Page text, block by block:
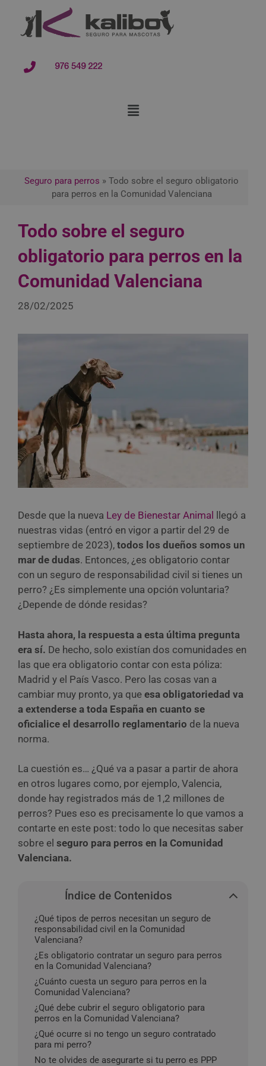
contenido
976 549 222
Seguro para perros » Todo sobre el seguro obligatorio
para perros en la Comunidad Valenciana
Todo sobre el seguro
obligatorio para perros en la
Comunidad Valenciana
28/02/2025
Desde que la nueva Ley de Bienestar Animal
llegó a
nuestras vidas (entró en vigor a partir del 29 de
septiembre de 2023), todos los dueños somos un
mar de dudas. Entonces, ¿es obligatorio contar
con un seguro de responsabilidad civil si tienes un
perro? ¿Es simplemente una opción voluntaria?
¿Depende de dónde residas?
Hasta ahora, la respuesta a esta última pregunta
era sí. De hecho, solo existían dos comunidades en
las que era obligatorio contar con esta póliza:
Madrid y el País Vasco. Pero las cosas van a
cambiar muy pronto, ya que esa obligatoriedad va
a extenderse a toda España en cuanto se
oficialice el desarrollo reglamentario de la nueva
norma.
La cuestión es… ¿Qué va a pasar a partir de ahora
en otros lugares como, por ejemplo, Valencia,
donde hay registrados más de 1,2 millones de
perros? Pues eso es precisamente lo que vamos a
contarte en este post: todo lo que necesitas saber
sobre el seguro para perros en la Comunidad
Valenciana.
Índice de Contenidos
¿Qué tipos de perros necesitan un seguro de
responsabilidad civil en la Comunidad
Valenciana?
¿Es obligatorio contratar un seguro para perros
en la Comunidad Valenciana?
¿Cuánto cuesta un seguro para perros en la
Comunidad Valenciana?
¿Qué debe cubrir el seguro obligatorio para
perros en la Comunidad Valenciana?
¿Qué ocurre si no tengo un seguro contratado
para mi perro?
No te olvides de asegurarte si tu perro es PPP